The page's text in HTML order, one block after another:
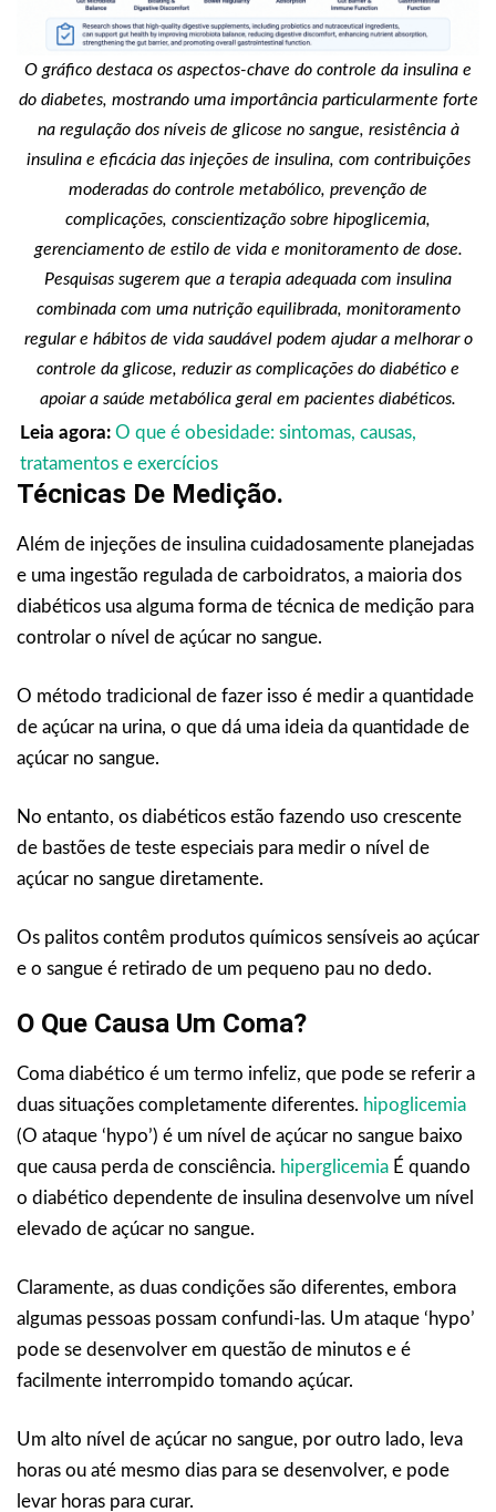
O gráfico destaca os aspectos-chave do controle da insulina e
do diabetes, mostrando uma importância particularmente forte
na regulação dos níveis de glicose no sangue, resistência à
insulina e eficácia das injeções de insulina, com contribuições
moderadas do controle metabólico, prevenção de
complicações, conscientização sobre hipoglicemia,
gerenciamento de estilo de vida e monitoramento de dose.
Pesquisas sugerem que a terapia adequada com insulina
combinada com uma nutrição equilibrada, monitoramento
regular e hábitos de vida saudável podem ajudar a melhorar o
controle da glicose, reduzir as complicações do diabético e
apoiar a saúde metabólica geral em pacientes diabéticos.
Leia agora: O que é obesidade: sintomas, causas,
tratamentos e exercícios
Técnicas De Medição.
Além de injeções de insulina cuidadosamente planejadas
e uma ingestão regulada de carboidratos, a maioria dos
diabéticos usa alguma forma de técnica de medição para
controlar o nível de açúcar no sangue.
O método tradicional de fazer isso é medir a quantidade
de açúcar na urina, o que dá uma ideia da quantidade de
açúcar no sangue.
No entanto, os diabéticos estão fazendo uso crescente
de bastões de teste especiais para medir o nível de
açúcar no sangue diretamente.
Os palitos contêm produtos químicos sensíveis ao açúcar
e o sangue é retirado de um pequeno pau no dedo.
O Que Causa Um Coma?
Coma diabético é um termo infeliz, que pode se referir a
duas situações completamente diferentes. hipoglicemia
(O ataque ‘hypo’) é um nível de açúcar no sangue baixo
que causa perda de consciência. hiperglicemia É quando
o diabético dependente de insulina desenvolve um nível
elevado de açúcar no sangue.
Claramente, as duas condições são diferentes, embora
algumas pessoas possam confundi-las. Um ataque ‘hypo’
pode se desenvolver em questão de minutos e é
facilmente interrompido tomando açúcar.
Um alto nível de açúcar no sangue, por outro lado, leva
horas ou até mesmo dias para se desenvolver, e pode
levar horas para curar.